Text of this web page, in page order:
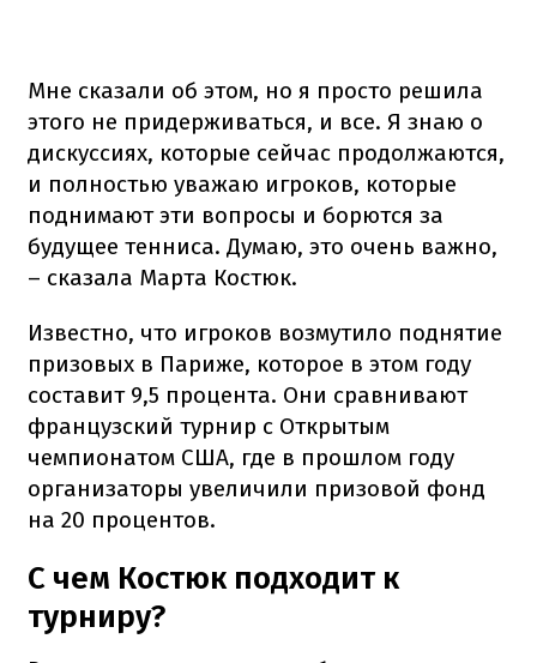
Мне сказали об этом, но я просто решила
этого не придерживаться, и все. Я знаю о
дискуссиях, которые сейчас продолжаются,
и полностью уважаю игроков, которые
поднимают эти вопросы и борются за
будущее тенниса. Думаю, это очень важно,
– сказала Марта Костюк.
Известно, что игроков возмутило поднятие
призовых в Париже, которое в этом году
составит 9,5 процента. Они сравнивают
французский турнир с Открытым
чемпионатом США, где в прошлом году
организаторы увеличили призовой фонд
на 20 процентов.
С чем Костюк подходит к
турниру?